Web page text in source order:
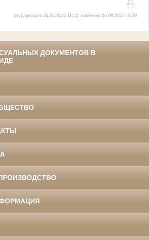
опубликовано 24.04.2025 11:40, изменено 06.08.2025 18:39
ДОКУМЕНТОВ В